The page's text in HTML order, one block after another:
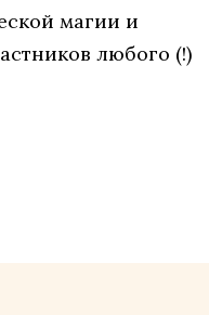
магии и
любого (!)